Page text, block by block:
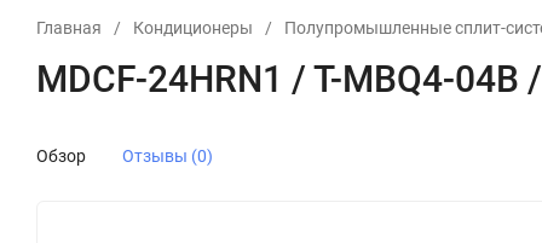
Главная / Кондиционеры / Полупромышленные сплит-
MDCF-24HRN1 / T-MBQ4-04B
Обзор Отзывы (0)